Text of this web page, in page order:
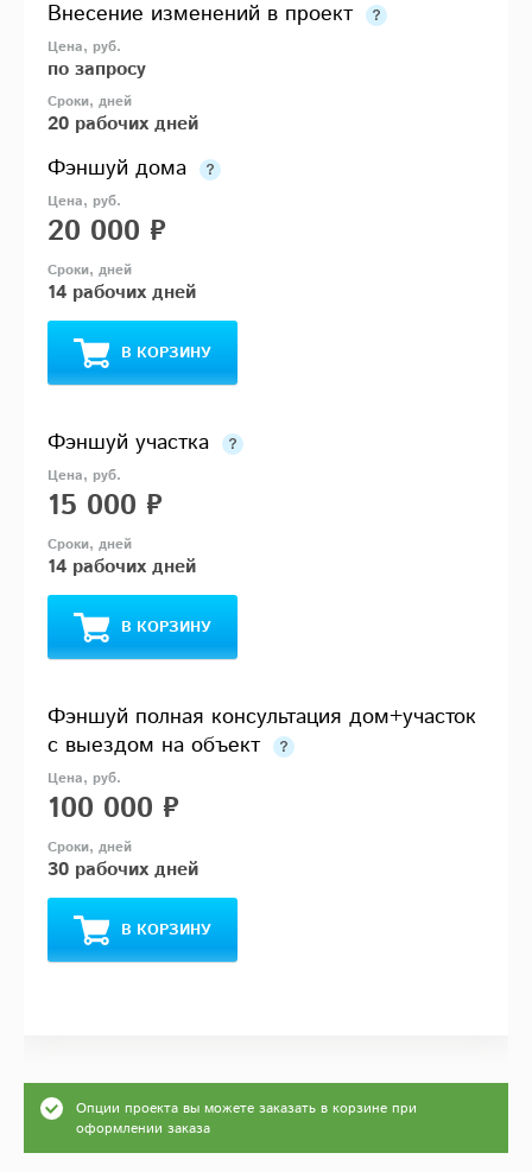
Внесение изменений в проект
по запросу
20 рабочих дней
Фэншуй дома
20 000 ₽
14 рабочих дней
В КОРЗИНУ
Фэншуй участка
15 000 ₽
14 рабочих дней
В КОРЗИНУ
Фэншуй полная консультация дом+участок
с выездом на объект
100 000 ₽
30 рабочих дней
В КОРЗИНУ
Опции проекта вы можете заказать в корзине при
оформлении заказа